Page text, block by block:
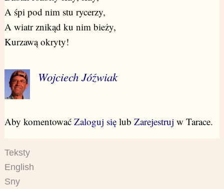
A śpi pod nim stu rycerzy,
A wiatr znikąd ku nim bieży,
Kurzawą okryty!
Wojciech Jóźwiak
Aby komentować Zaloguj sięlub Zarejestruj w Tarace.
Teksty
English
Sny